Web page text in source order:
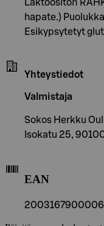
Laktoositon
hapate.)
Esikypsytetyt
Yhteystiedot
Valmistaja
Sokos Herkku
Isokatu 25,
EAN
2003167900006